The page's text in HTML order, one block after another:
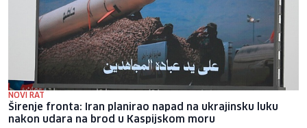
NOVI RAT
Širenje fronta: Iran planirao napad na ukrajinsku luku
nakon udara na brod u Kaspijskom moru